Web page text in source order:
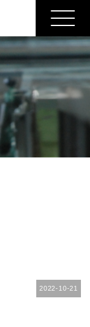
2022-10-21